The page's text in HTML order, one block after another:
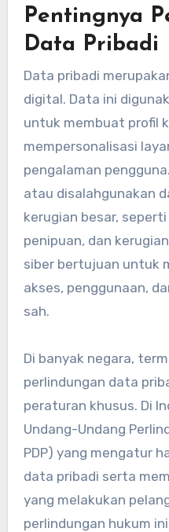
Pentingnya
Data Pribadi
Data pribadi
digital. Data ini
untuk membuat profil
mempersonalisasi
pengalaman
atau disalahgunakan
kerugian besar,
penipuan, dan
siber bertujuan untuk
akses, penggunaan,
sah.
Di banyak negara,
perlindungan data
peraturan khusus. Di
Undang-Undang
PDP) yang mengatur
data pribadi serta
yang melakukan
perlindungan hukum